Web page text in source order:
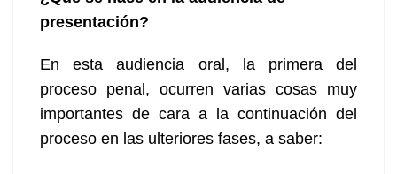
presentación?
En esta audiencia oral, la primera del
proceso penal, ocurren varias cosas muy
importantes de cara a la continuación del
proceso en las ulteriores fases, a saber: